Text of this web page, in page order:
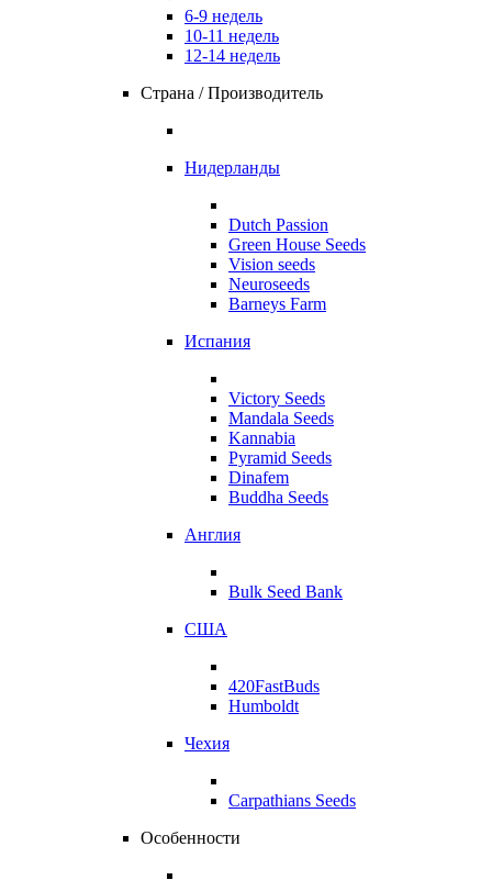
6-9 недель
10-11 недель
12-14 недель
Страна / Производитель
Нидерланды
Dutch Passion
Green House Seeds
Vision seeds
Neuroseeds
Barneys Farm
Испания
Victory Seeds
Mandala Seeds
Kannabia
Pyramid Seeds
Dinafem
Buddha Seeds
Англия
Bulk Seed Bank
США
420FastBuds
Humboldt
Чехия
Carpathians Seeds
Особенности